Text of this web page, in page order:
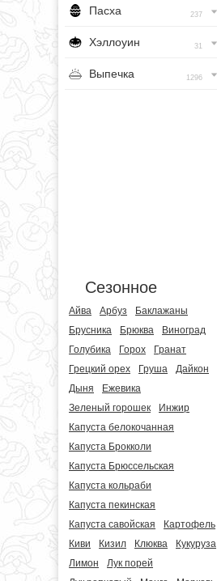
Пасха 237
Хэллоуин 31
Выпечка 1296
Сезонное
Айва Арбуз
Баклажаны
Брусника
Брюква
Виноград
Голубика
Горох
Гранат
Грецкий орех
Груша
Дайкон
Дыня
Ежевика
Зеленый горошек
Инжир
Капуста белокочанная
Капуста Брокколи
Капуста Брюссельская
Капуста кольраби
Капуста пекинская
Капуста савойская
Картофель
Киви
Кизил Клюква
Кукуруза
Лимон
Лук порей